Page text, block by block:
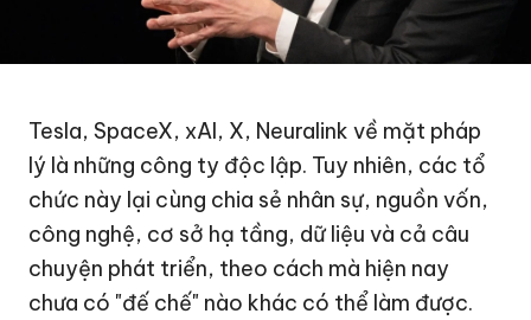
Tesla, SpaceX, xAI, X, Neuralink về mặt pháp
lý là những công ty độc lập. Tuy nhiên, các tổ
chức này lại cùng chia sẻ nhân sự, nguồn vốn,
công nghệ, cơ sở hạ tầng, dữ liệu và cả câu
chuyện phát triển, theo cách mà hiện nay
chưa có "đế chế" nào khác có thể làm được.